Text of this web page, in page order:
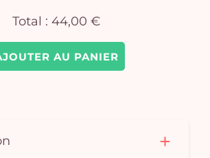
AU PANIER
Total : 44,00 €